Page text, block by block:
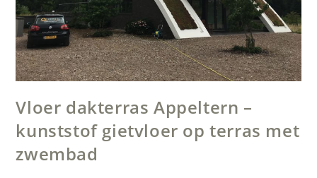
Vloer dakterras Appeltern –
kunststof gietvloer op terras met
zwembad